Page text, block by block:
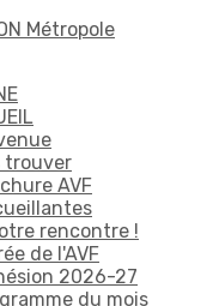
trouver
AVF
rencontre !
de l'AVF
2026-27
du mois